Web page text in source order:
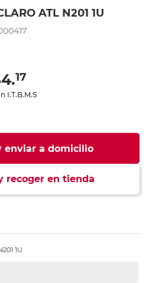
ATL N201 1U
17
I.T.B.M.S
enviar a domicilio
recoger en tienda
1U